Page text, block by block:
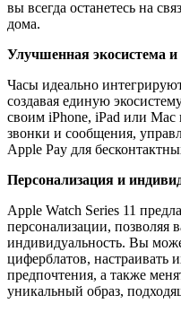
вы всегда останетесь на
дома.
Улучшенная экосистема и
Часы идеально
создавая единую
своим iPhone, iPad или Mac
звонки и сообщения,
Apple Pay для
Персонализация и
Apple Watch Series 11
персонализации, позволяя
индивидуальность. Вы
циферблатов, настраивать
предпочтения, а также
уникальный образ,